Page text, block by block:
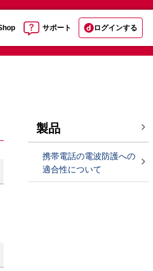
サポート ログインする
製品
携帯電話の電波防護への
適合性について